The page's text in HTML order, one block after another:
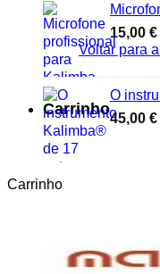
Voltar para
Carrinho
15,00 €
O
45,00 €
Carrinho